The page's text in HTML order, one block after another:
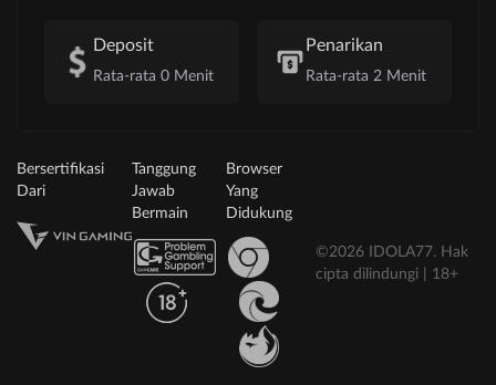
Deposit
Rata-rata 0 Menit
Penarikan
Rata-rata 2 Menit
Bersertifikasi
Dari
Tanggung
Jawab
Bermain
Browser
Yang
Didukung
©2026 IDOLA77. Hak
cipta dilindungi | 18+